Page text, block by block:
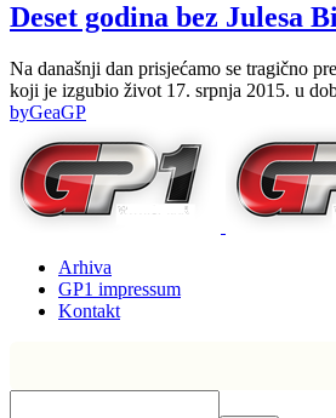
Deset godina bez Julesa
Na današnji dan prisjećamo se tragično
koji je izgubio život 17. srpnja 2015. u
byGeaGP
Arhiva
GP1 impressum
Kontakt